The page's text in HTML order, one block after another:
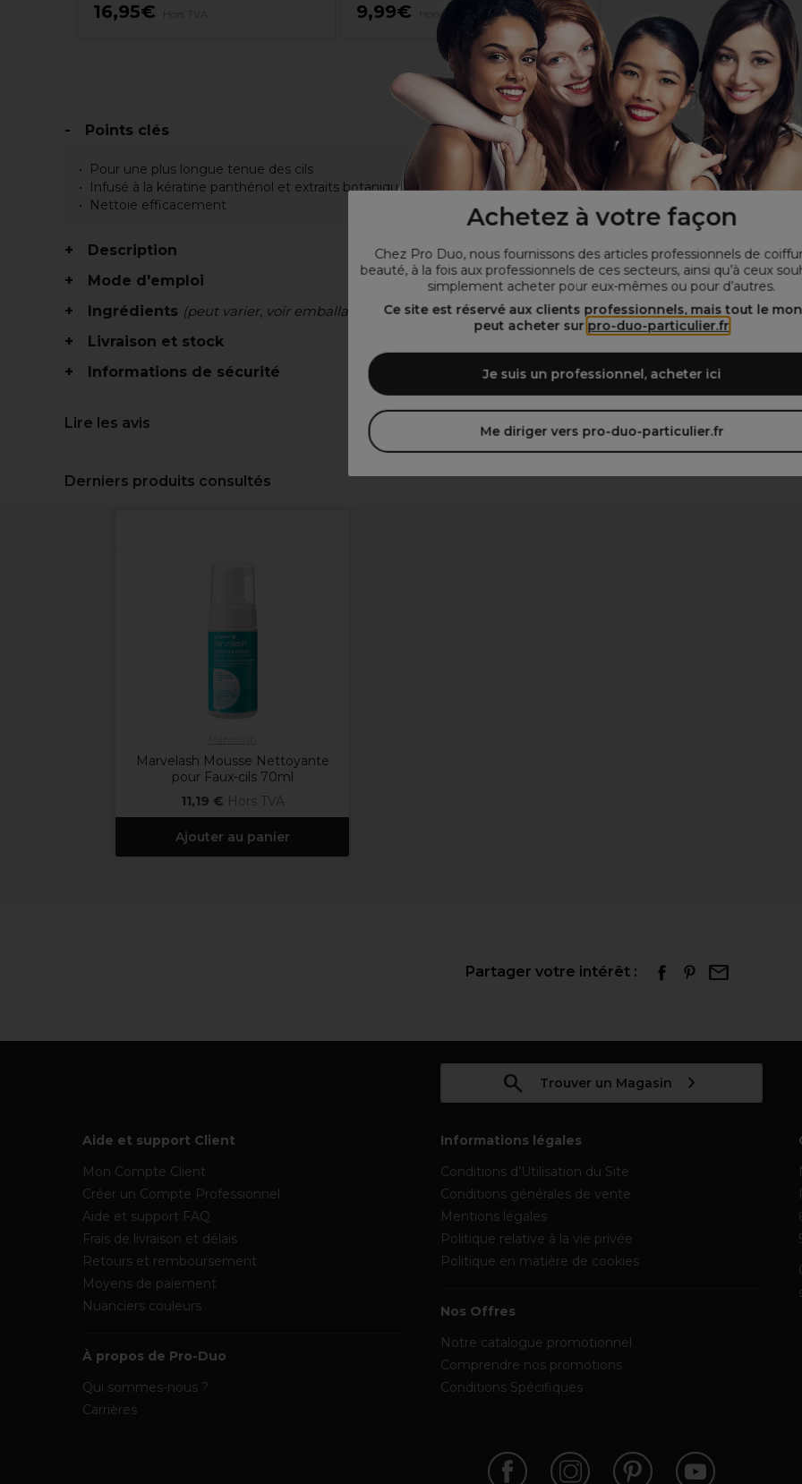
Achetez à votre façon
Chez Pro Duo, nous fournissons des articles professionnels de
beauté, à la fois aux professionnels de ces secteurs, ainsi qu’à ceux
simplement acheter pour eux-mêmes ou pour d’autres.
Ce site est réservé aux clients professionnels, mais tout le
peut acheter sur pro-duo-particulier.fr
Je suis un professionnel, acheter ici
Me diriger vers pro-duo-particulier.fr
16,95€ 9,99€ Hors TVA
Points clés
Pour une plus longue tenue des cils
Infusé à la kératine panthénol et extraits botaniques
Nettoie efficacement
Description
Mode d'emploi
Ingrédients (peut varier, voir emballage)
Livraison et stock
Informations de sécurité
Lire les avis
Derniers produits consultés
Marvelash Mousse Nettoyante
pour Faux-cils 70ml
11,19 € Hors TVA
Ajouter au panier
Partager votre intérêt :
Trouver un Magasin
Aide et support Client
Mon Compte Client
Créer un Compte Professionnel
Aide et support FAQ
Frais de livraison et délais
Retours et remboursement
Moyens de paiement
Nuanciers couleurs
À propos de Pro-Duo
Qui sommes-nous ?
Carrières
Informations légales
Conditions d’Utilisation du Site
Conditions générales de vente
Mentions légales
Politique relative à la vie privée
Politique en matière de cookies
Nos Offres
Notre catalogue promotionnel
Comprendre nos promotions
Conditions Spécifiques